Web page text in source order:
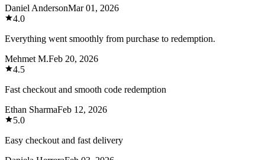
Daniel AndersonMar 01, 2026
4.0
Everything went smoothly from purchase to redemption.
Mehmet M.Feb 20, 2026
4.5
Fast checkout and smooth code redemption
Ethan SharmaFeb 12, 2026
5.0
Easy checkout and fast delivery